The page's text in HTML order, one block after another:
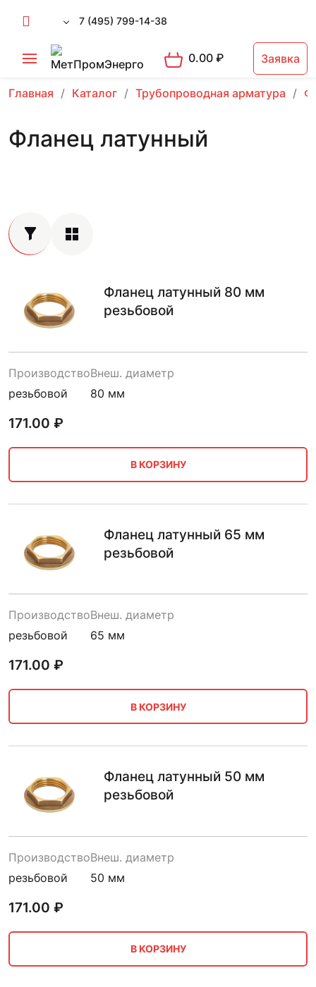
7 (495) 799-14-38
0.00₽ Заявка
Главная Каталог Трубопроводная арматура
Фланец латунный
Фланец латунный 80 мм
резьбовой
Производство
резьбовой
Внеш. диаметр
80 мм
171.00 ₽
В КОРЗИНУ
Фланец латунный 65 мм
резьбовой
Производство
резьбовой
Внеш. диаметр
65 мм
171.00 ₽
В КОРЗИНУ
Фланец латунный 50 мм
резьбовой
Производство
резьбовой
Внеш. диаметр
50 мм
171.00 ₽
В КОРЗИНУ